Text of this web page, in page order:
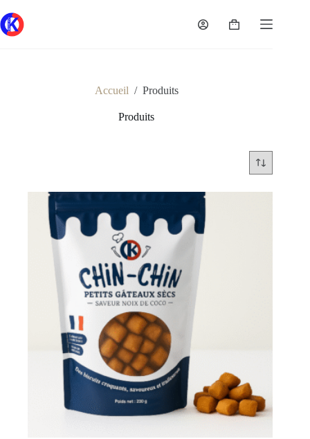
au
contenu
Panier
Accueil / Produits
Produits